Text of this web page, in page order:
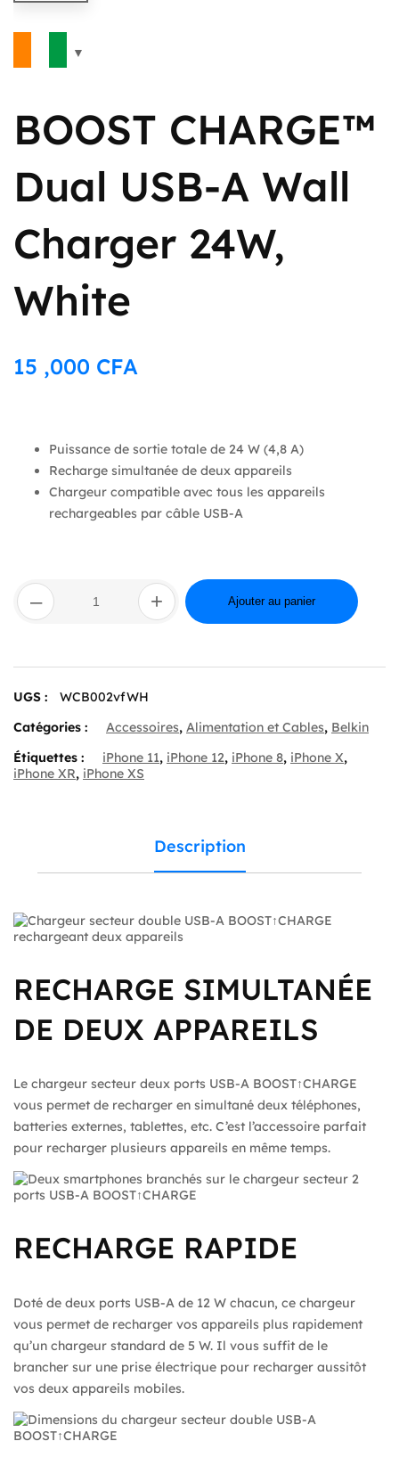
BOOST CHARGE™
Dual USB-A Wall
Charger 24W,
White
15 ,000 CFA
Puissance de sortie totale de 24 W (4,8 A)
Recharge simultanée de deux appareils
Chargeur compatible avec tous les appareils
rechargeables par câble USB-A
–
quantité
de
BOOST
USB-
Wall
24W,
White
+ Ajouter au panier
UGS :
WCB002vfWH
Catégories :
Accessoires, Alimentation et Cables, Belkin
Étiquettes :
iPhone 11, iPhone 12, iPhone 8, iPhone X,
iPhone XR, iPhone XS
Description
RECHARGE SIMULTANÉE
DE DEUX APPAREILS
Le chargeur secteur deux ports USB-A BOOST↑CHARGE
vous permet de recharger en simultané deux téléphones,
batteries externes, tablettes, etc. C’est l’accessoire parfait
pour recharger plusieurs appareils en même temps.
RECHARGE RAPIDE
Doté de deux ports USB-A de 12 W chacun, ce chargeur
vous permet de recharger vos appareils plus rapidement
qu’un chargeur standard de 5 W. Il vous suffit de le
brancher sur une prise électrique pour recharger aussitôt
vos deux appareils mobiles.